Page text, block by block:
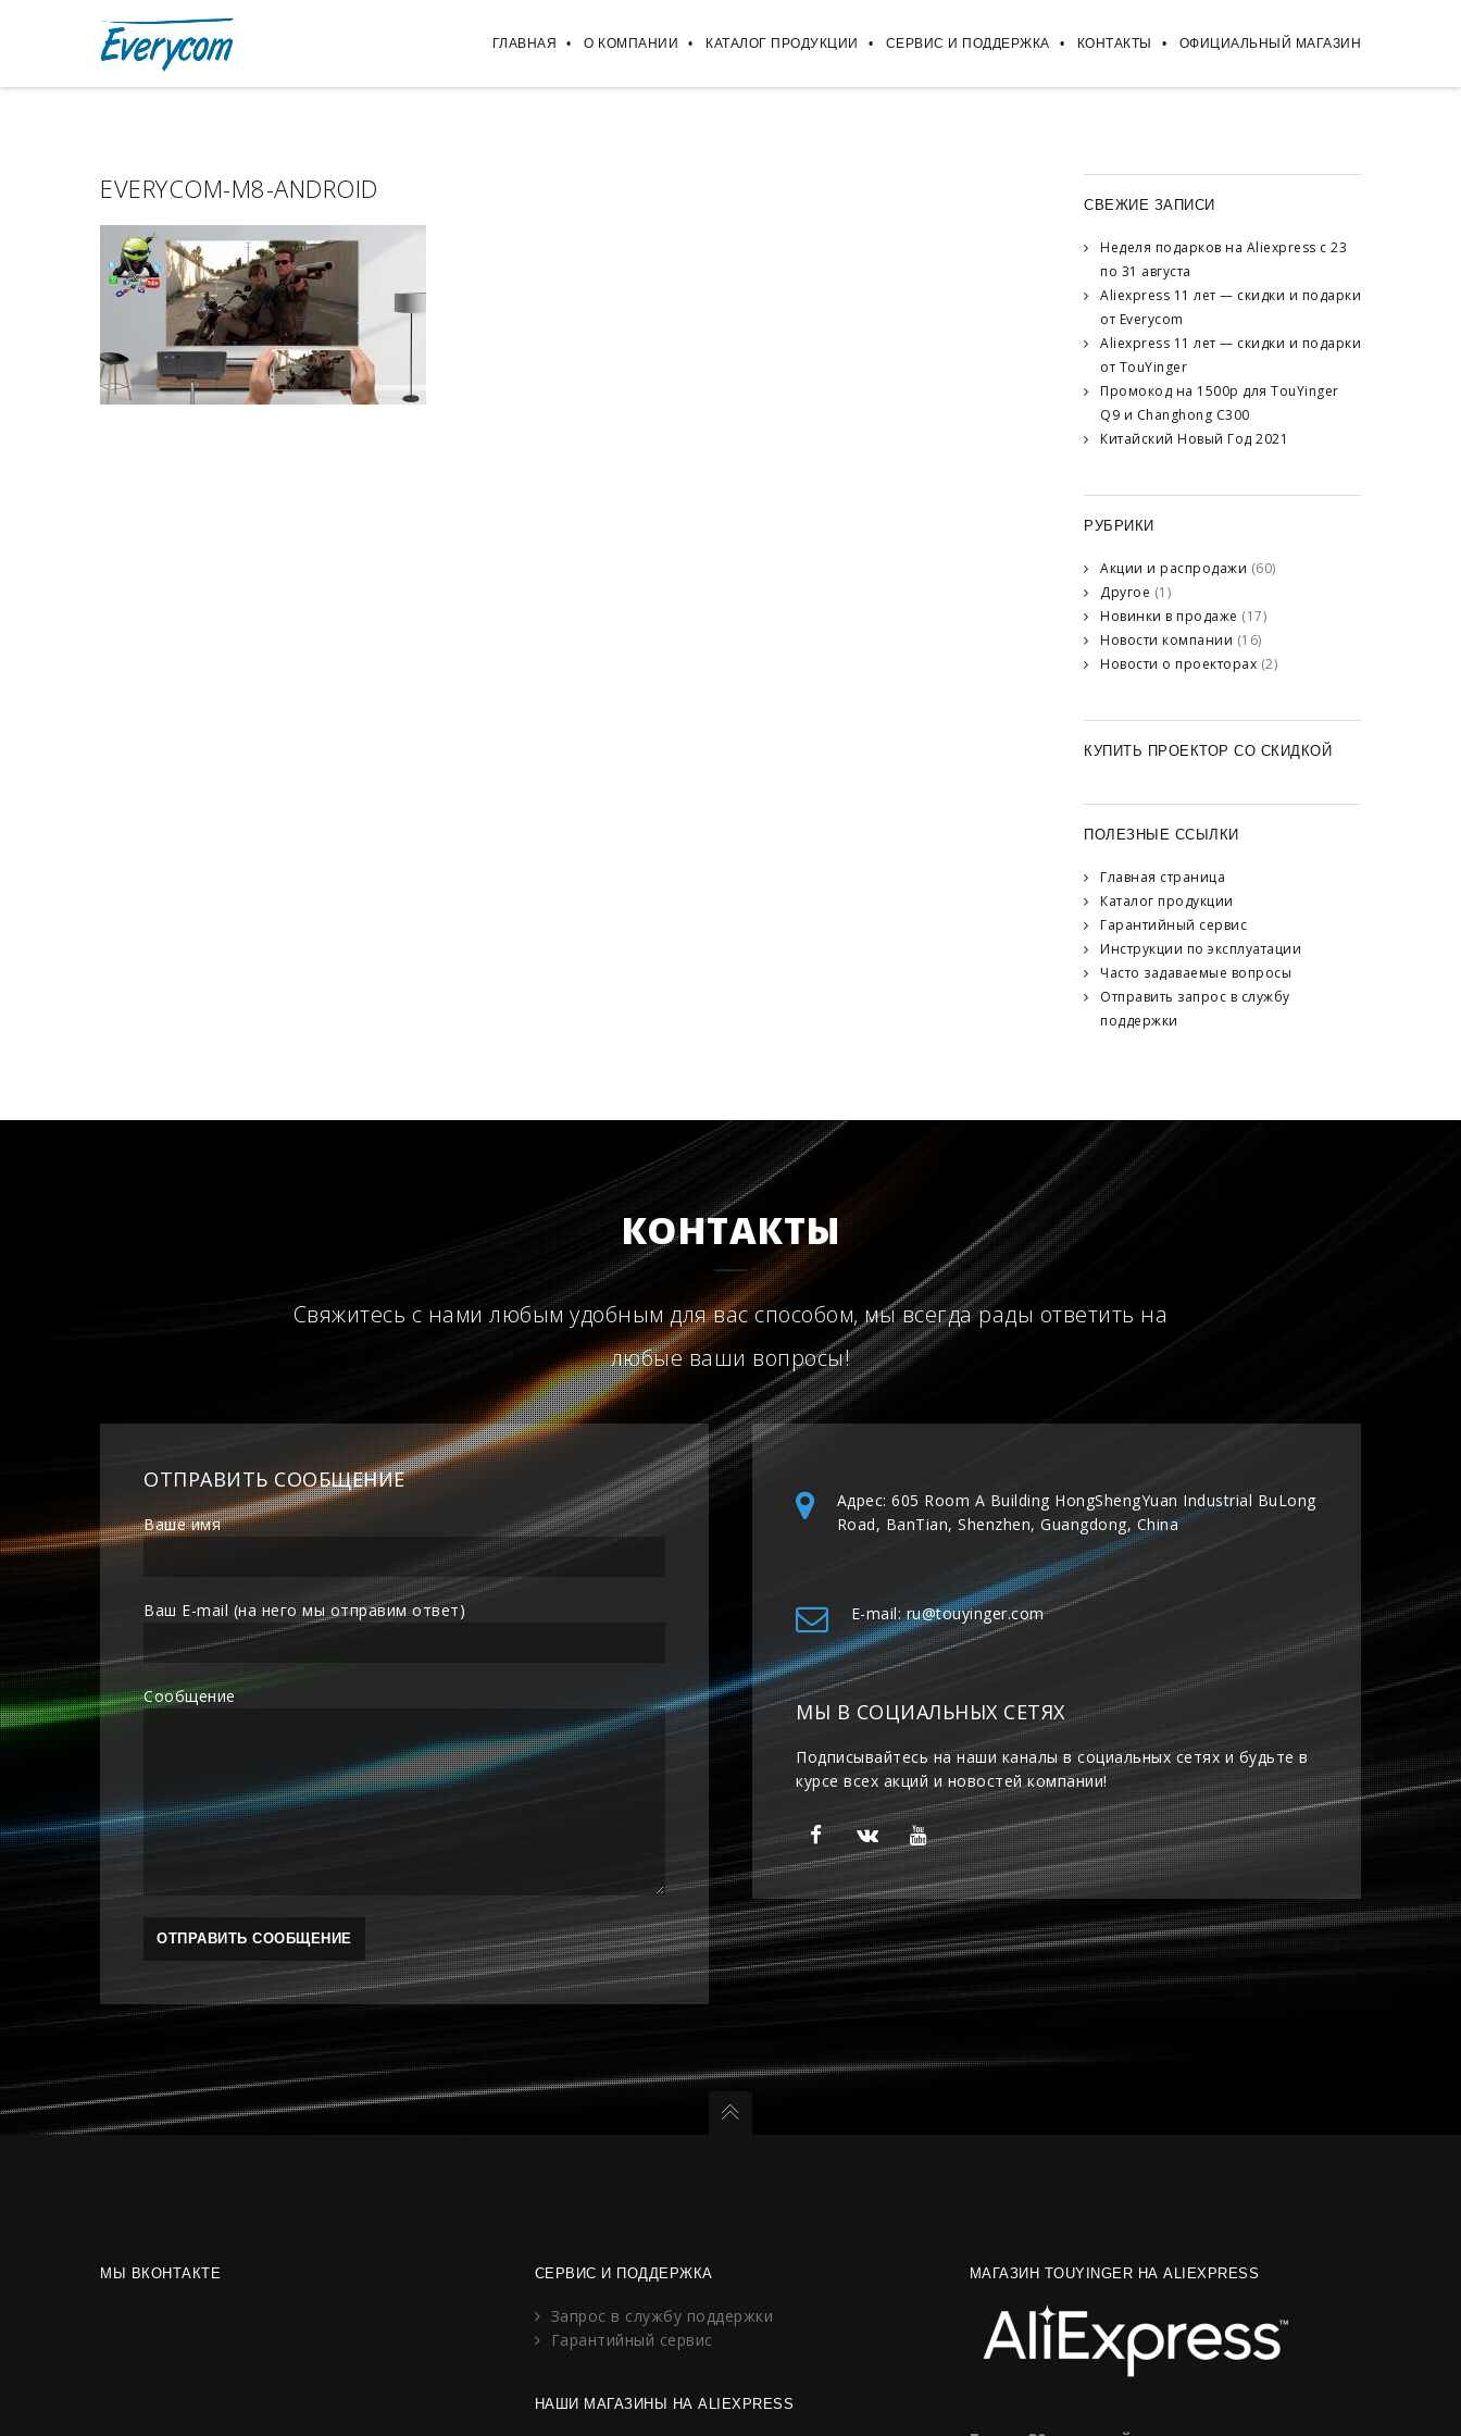
ГЛАВНАЯ О КОМПАНИИ КАТАЛОГ ПРОДУКЦИИ СЕРВИС И ПОДДЕРЖКА КОНТАКТЫ ОФИЦИАЛЬНЫЙ МАГАЗИН
EVERYCOM-M8-ANDROID
СВЕЖИЕ ЗАПИСИ
Неделя подарков на Aliexpress с 23
по 31 августа
Aliexpress 11 лет — скидки и подарки
от Everycom
Aliexpress 11 лет — скидки и подарки
от TouYinger
Промокод на 1500р для TouYinger
Q9 и Changhong C300
Китайский Новый Год 2021
РУБРИКИ
Акции и распродажи (60)
Другое (1)
Новинки в продаже (17)
Новости компании (16)
Новости о проекторах (2)
КУПИТЬ ПРОЕКТОР СО СКИДКОЙ
ПОЛЕЗНЫЕ ССЫЛКИ
Главная страница
Каталог продукции
Гарантийный сервис
Инструкции по эксплуатации
Часто задаваемые вопросы
Отправить запрос в службу
поддержки
КОНТАКТЫ
Свяжитесь с нами любым удобным для вас способом, мы всегда рады ответить на
любые ваши вопросы!
ОТПРАВИТЬ СООБЩЕНИЕ
Ваше имя
Ваш E-mail (на него мы отправим ответ)
Сообщение
Адрес: 605 Room A Building HongShengYuan Industrial BuLong
Road, BanTian, Shenzhen, Guangdong, China
E-mail: ru@touyinger.com
МЫ В СОЦИАЛЬНЫХ СЕТЯХ
Подписывайтесь на наши каналы в социальных сетях и будьте в
курсе всех акций и новостей компании!
МЫ ВКОНТАКТЕ СЕРВИС И ПОДДЕРЖКА
Запрос в службу поддержки
Гарантийный сервис
НАШИ МАГАЗИНЫ НА ALIEXPRESS
МАГАЗИН TOUYINGER НА ALIEXPRESS